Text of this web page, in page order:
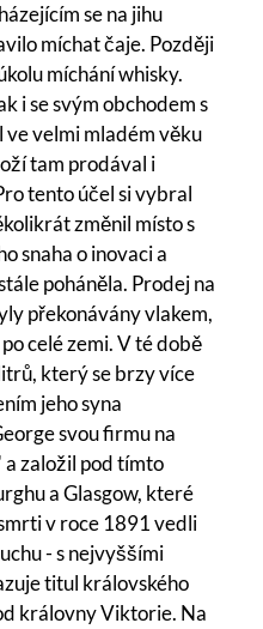
se na jihu
míchat čaje. Později
míchání whisky.
i se svým obchodem s
velmi mladém věku
tam prodával i
tento účel si vybral
změnil místo s
snaha o inovaci a
poháněla. Prodej na
překonávány vlakem,
celé zemi. V té době
který se brzy více
jeho syna
svou firmu na
a založil pod tímto
a Glasgow, které
v roce 1891 vedli
- s nejvyššími
titul královského
královny Viktorie. Na